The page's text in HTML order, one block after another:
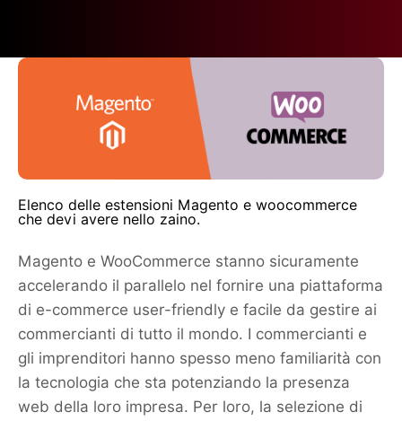
Elenco delle estensioni Magento e woocommerce
che devi avere nello zaino.
Magento e WooCommerce stanno sicuramente
accelerando il parallelo nel fornire una piattaforma
di e-commerce user-friendly e facile da gestire ai
commercianti di tutto il mondo. I commercianti e
gli imprenditori hanno spesso meno familiarità con
la tecnologia che sta potenziando la presenza
web della loro impresa. Per loro, la selezione di